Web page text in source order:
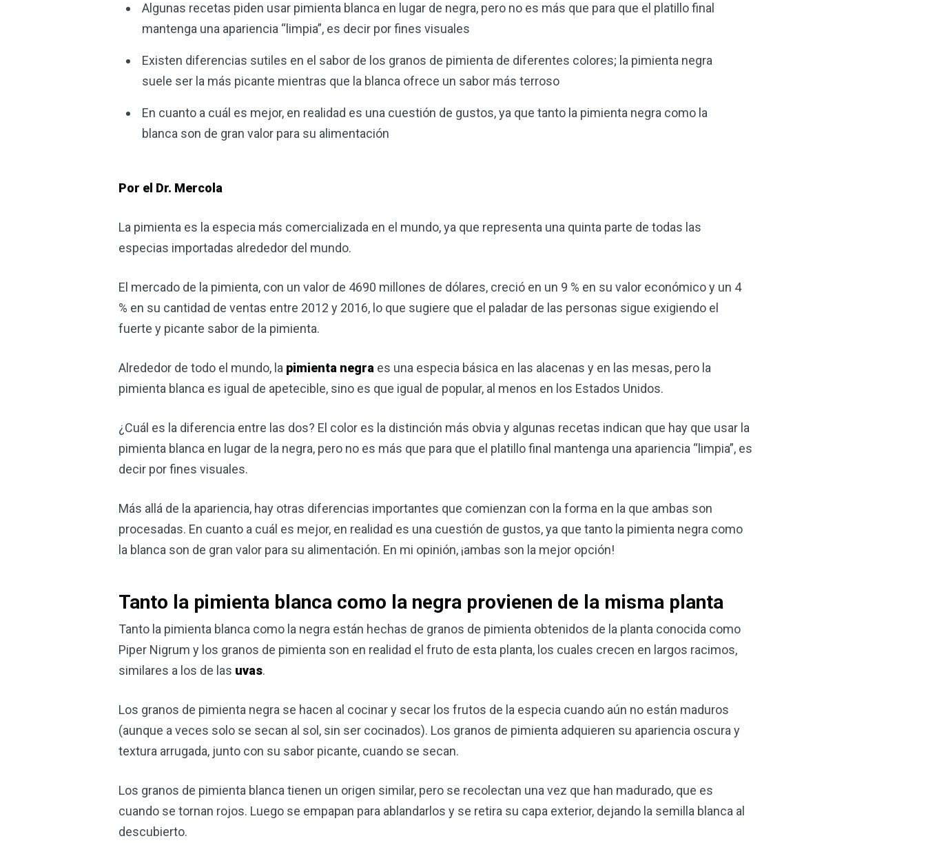
Algunas recetas piden usar pimienta blanca en lugar de negra, pero no es más que para que el platillo final
mantenga una apariencia “limpia”, es decir por fines visuales
Existen diferencias sutiles en el sabor de los granos de pimienta de diferentes colores; la pimienta negra
suele ser la más picante mientras que la blanca ofrece un sabor más terroso
En cuanto a cuál es mejor, en realidad es una cuestión de gustos, ya que tanto la pimienta negra como la
blanca son de gran valor para su alimentación
Por el Dr. Mercola
La pimienta es la especia más comercializada en el mundo, ya que representa una quinta parte de todas las
especias importadas alrededor del mundo.
El mercado de la pimienta, con un valor de 4690 millones de dólares, creció en un 9 % en su valor económico y un 4
% en su cantidad de ventas entre 2012 y 2016, lo que sugiere que el paladar de las personas sigue exigiendo el
fuerte y picante sabor de la pimienta.
Alrededor de todo el mundo, la pimienta negra es una especia básica en las alacenas y en las mesas, pero la
pimienta blanca es igual de apetecible, sino es que igual de popular, al menos en los Estados Unidos.
¿Cuál es la diferencia entre las dos? El color es la distinción más obvia y algunas recetas indican que hay que usar la
pimienta blanca en lugar de la negra, pero no es más que para que el platillo final mantenga una apariencia “limpia”, es
decir por fines visuales.
Más allá de la apariencia, hay otras diferencias importantes que comienzan con la forma en la que ambas son
procesadas. En cuanto a cuál es mejor, en realidad es una cuestión de gustos, ya que tanto la pimienta negra como
la blanca son de gran valor para su alimentación. En mi opinión, ¡ambas son la mejor opción!
Tanto la pimienta blanca como la negra provienen de la misma planta
Tanto la pimienta blanca como la negra están hechas de granos de pimienta obtenidos de la planta conocida como
Piper Nigrum y los granos de pimienta son en realidad el fruto de esta planta, los cuales crecen en largos racimos,
similares a los de las uvas.
Los granos de pimienta negra se hacen al cocinar y secar los frutos de la especia cuando aún no están maduros
(aunque a veces solo se secan al sol, sin ser cocinados). Los granos de pimienta adquieren su apariencia oscura y
textura arrugada, junto con su sabor picante, cuando se secan.
Los granos de pimienta blanca tienen un origen similar, pero se recolectan una vez que han madurado, que es
cuando se tornan rojos. Luego se empapan para ablandarlos y se retira su capa exterior, dejando la semilla blanca al
descubierto.
Mejore su salud de forma natural con el
mi guía ahora
remedios más versátiles de la naturaleza, ya sea que
quiera mejorar su digestión, reforzar la salud de su
¡Descubra todo lo que el VSM puede hacer por su salud!